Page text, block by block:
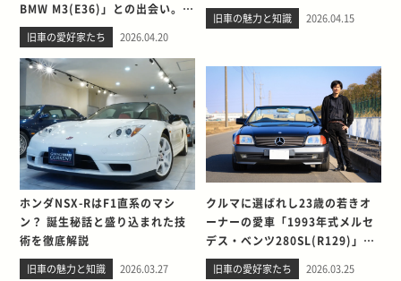
BMW M3(E36)」との出会い。そ
して別れを考える
旧車の愛好家たち 2026.04.20
旧車の魅力と知識 2026.04.15
ホンダNSX-RはF1直系のマシ
ン？ 誕生秘話と盛り込まれた技
術を徹底解説
旧車の魅力と知識 2026.03.27
クルマに選ばれし23歳の若きオ
ーナーの愛車「1993年式メルセ
デス・ベンツ280SL(R129)」と
の出会い。そして別れを考える
旧車の愛好家たち 2026.03.25